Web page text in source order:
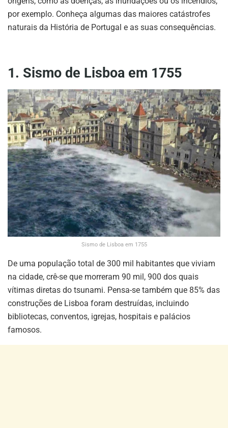
por exemplo. Conheça algumas das maiores catástrofes
naturais da História de Portugal e as suas consequências.
1. Sismo de Lisboa em 1755
Sismo de Lisboa em 1755
De uma população total de 300 mil habitantes que viviam
na cidade, crê-se que morreram 90 mil, 900 dos quais
vítimas diretas do tsunami. Pensa-se também que 85% das
construções de Lisboa foram destruídas, incluindo
bibliotecas, conventos, igrejas, hospitais e palácios
famosos.